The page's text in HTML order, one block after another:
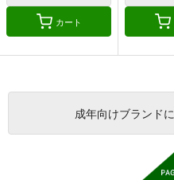
カート
成年向けブランドに